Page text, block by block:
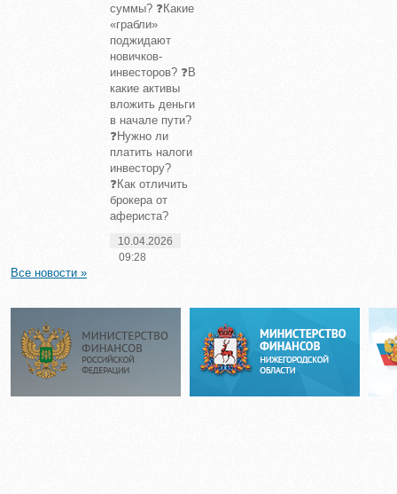
суммы? ❓Какие
«грабли»
поджидают
новичков-
инвесторов? ❓В
какие активы
вложить деньги
в начале пути?
❓Нужно ли
платить налоги
инвестору?
❓Как отличить
брокера от
афериста?
10.04.2026
09:28
Все новости »